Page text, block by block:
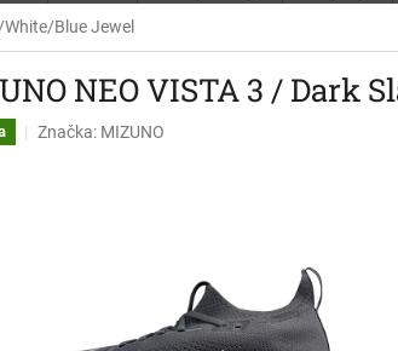
White/Blue Jewel
NEO VISTA 3 / Dark
Značka: MIZUNO